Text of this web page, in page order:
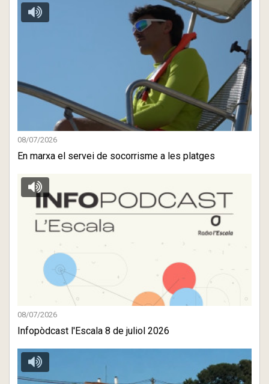
08/07/2026
En marxa el servei de socorrisme a les platges
08/07/2026
Infopòdcast l'Escala 8 de juliol 2026